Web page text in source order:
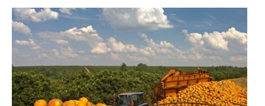
View
Larger
Image